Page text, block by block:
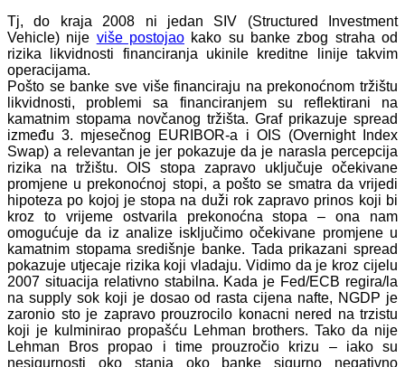
Tj, do kraja 2008 ni jedan SIV (Structured Investment
Vehicle) nije više postojao kako su banke zbog straha od
rizika likvidnosti financiranja ukinile kreditne linije takvim
operacijama.
Pošto se banke sve više financiraju na prekonoćnom tržištu
likvidnosti, problemi sa financiranjem su reflektirani na
kamatnim stopama novčanog tržišta. Graf prikazuje spread
između 3. mjesečnog EURIBOR-a i OIS (Overnight Index
Swap) a relevantan je jer pokazuje da je narasla percepcija
rizika na tržištu. OIS stopa zapravo uključuje očekivane
promjene u prekonoćnoj stopi, a pošto se smatra da vrijedi
hipoteza po kojoj je stopa na duži rok zapravo prinos koji bi
kroz to vrijeme ostvarila prekonoćna stopa – ona nam
omogućuje da iz analize isključimo očekivane promjene u
kamatnim stopama središnje banke. Tada prikazani spread
pokazuje utjecaje rizika koji vladaju. Vidimo da je kroz cijelu
2007 situacija relativno stabilna. Kada je Fed/ECB regira/la
na supply sok koji je dosao od rasta cijena nafte, NGDP je
zaronio sto je zapravo prouzrocilo konacni nered na trzistu
koji je kulminirao propašću Lehman brothers. Tako da nije
Lehman Bros propao i time prouzročio krizu – iako su
nesigurnosti oko stanja oko banke sigurno negativno